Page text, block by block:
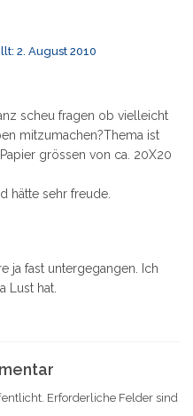
2. August 2010
scheu fragen ob vielleicht
mitzumachen?Thema ist
grössen von ca. 20X20
hätte sehr freude.
ja fast untergegangen. Ich
Lust hat.
Erforderliche Felder sind